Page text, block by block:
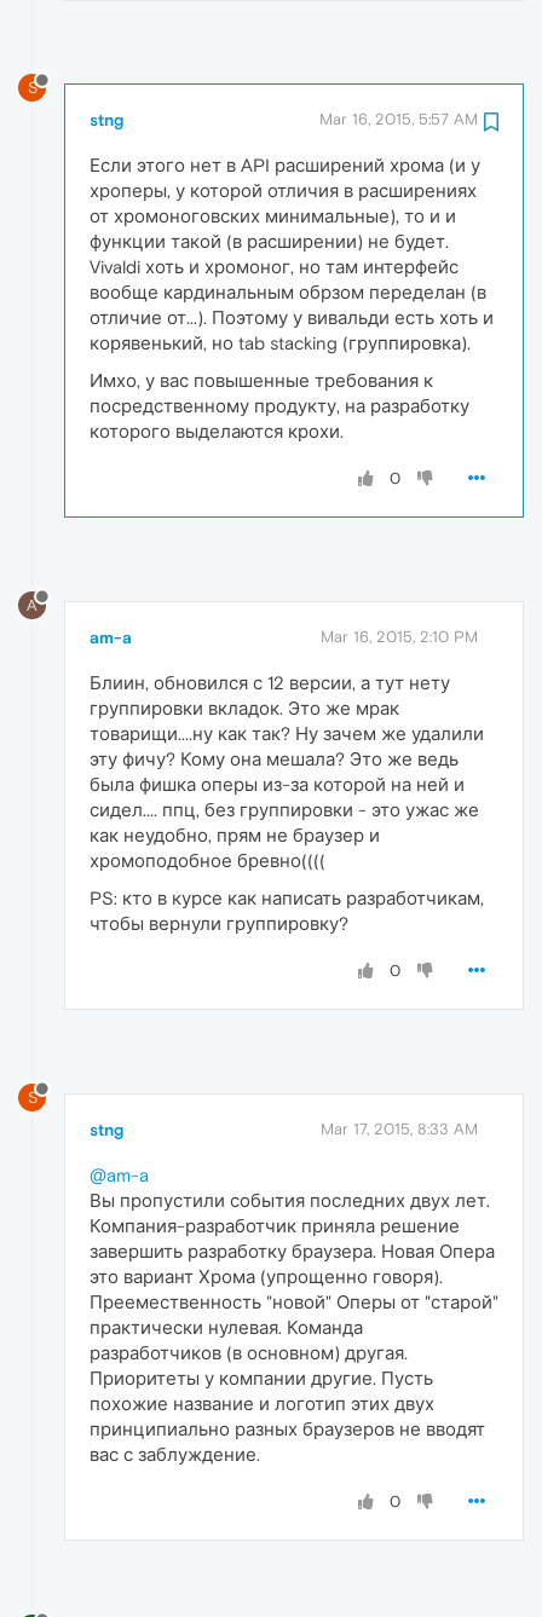
S
stng Mar 16, 2015, 5:57 AM
Если этого нет в API расширений хрома (и у
хроперы, у которой отличия в расширениях
от хромоноговских минимальные), то и и
функции такой (в расширении) не будет.
Vivaldi хоть и хромоног, но там интерфейс
вообще кардинальным обрзом переделан (в
отличие от...). Поэтому у вивальди есть хоть и
корявенький, но tab stacking (группировка).
Имхо, у вас повышенные требования к
посредственному продукту, на разработку
которого выделаются крохи.
0
A
am-a Mar 16, 2015, 2:10 PM
Блиин, обновился с 12 версии, а тут нету
группировки вкладок. Это же мрак
товарищи....ну как так? Ну зачем же удалили
эту фичу? Кому она мешала? Это же ведь
была фишка оперы из-за которой на ней и
сидел.... ппц, без группировки - это ужас же
как неудобно, прям не браузер и
хромоподобное бревно((((
PS: кто в курсе как написать разработчикам,
чтобы вернули группировку?
0
S
stng Mar 17, 2015, 8:33 AM
@am-a
Вы пропустили события последних двух лет.
Компания-разработчик приняла решение
завершить разработку браузера. Новая Опера
это вариант Хрома (упрощенно говоря).
Преемественность "новой" Оперы от "старой"
практически нулевая. Команда
разработчиков (в основном) другая.
Приоритеты у компании другие. Пусть
похожие название и логотип этих двух
принципиально разных браузеров не вводят
вас с заблуждение.
0